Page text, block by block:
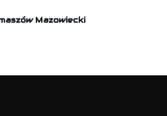
Mazowiecki